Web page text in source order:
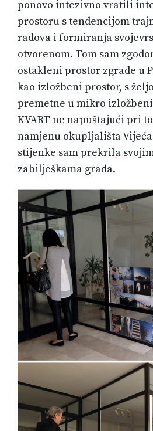
ponovo intezivno vratili
prostoru s tendencijom
radova i formiranja
otvorenom. Tom sam
ostakleni prostor zgrade u
kao izložbeni prostor, s
premetne u mikro
KVART ne napuštajući pri
namjenu okupljališta
stijenke sam prekrila
zabilješkama grada.